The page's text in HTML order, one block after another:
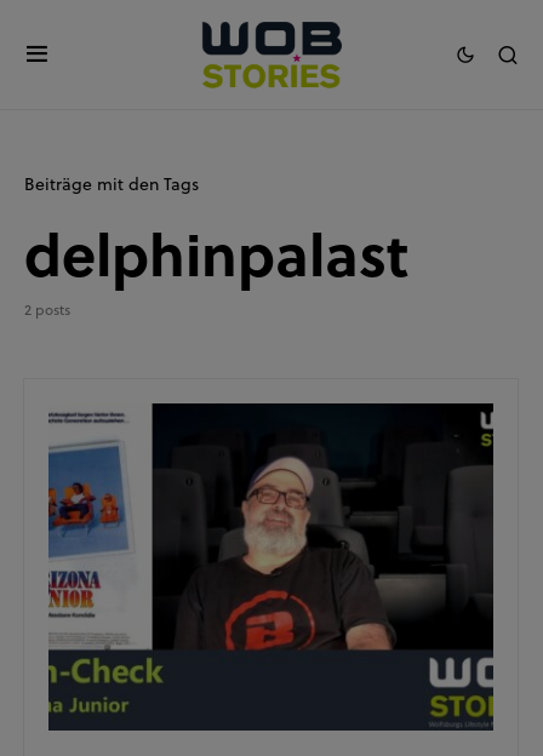
Beiträge mit den Tags
delphinpalast
2 posts